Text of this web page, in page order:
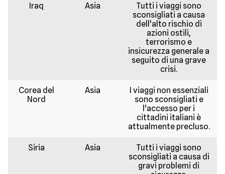
Iraq Asia
Tutti i viaggi sono
sconsigliati a causa
dell'alto rischio di
azioni ostili,
terrorismo e
insicurezza generale a
seguito di una grave
crisi.
Corea del
Nord
Asia
I viaggi non essenziali
sono sconsigliati e
l'accesso per i
cittadini italiani è
attualmente precluso.
Siria Asia
Tutti i viaggi sono
sconsigliati a causa di
gravi problemi di